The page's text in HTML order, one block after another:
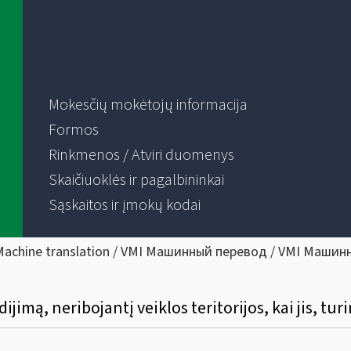
Mokesčių mokėtojų informacija
Formos
Rinkmenos / Atviri duomenys
Skaičiuoklės ir pagalbininkai
Sąskaitos ir įmokų kodai
translation / VMI Машинный перевод / VMI